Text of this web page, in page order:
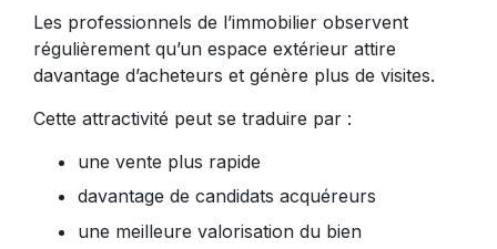
Les professionnels de l’immobilier observent
régulièrement qu’un espace extérieur attire
davantage d’acheteurs et génère plus de visites.
Cette attractivité peut se traduire par :
une vente plus rapide
davantage de candidats acquéreurs
une meilleure valorisation du bien